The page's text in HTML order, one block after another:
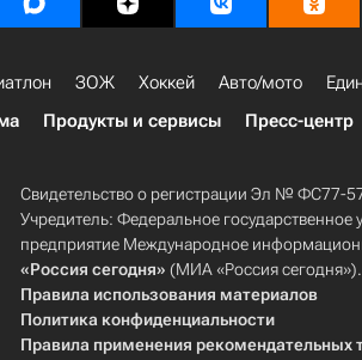
ЗОЖ Хоккей Авто/мото
Продукты и сервисы Пресс-центр
Свидетельство о регистрации Эл № ФС77-
Учредитель: Федеральное государственное
предприятие Международное
«Россия сегодня» (МИА «Россия сегодня»).
Правила использования материалов
Политика конфиденциальности
Правила применения рекомендательных